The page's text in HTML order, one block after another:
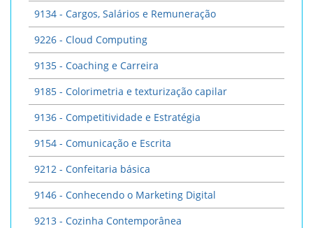
9134 - Cargos, Salários e Remuneração
9226 - Cloud Computing
9135 - Coaching e Carreira
9185 - Colorimetria e texturização capilar
9136 - Competitividade e Estratégia
9154 - Comunicação e Escrita
9212 - Confeitaria básica
9146 - Conhecendo o Marketing Digital
9213 - Cozinha Contemporânea